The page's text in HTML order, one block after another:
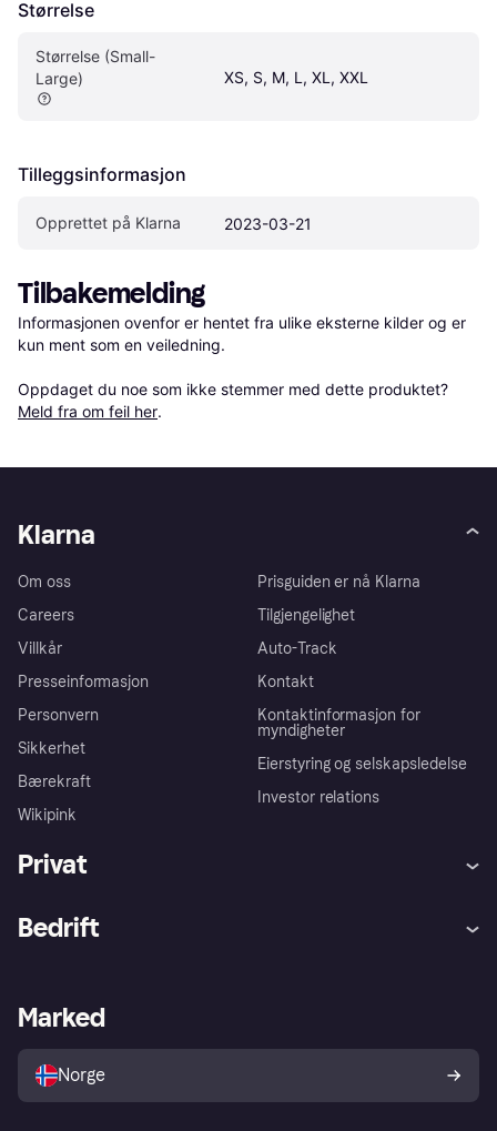
Størrelse
Størrelse (Small-
Large)
XS, S, M, L, XL, XXL
Tilleggsinformasjon
Opprettet på Klarna 2023-03-21
Tilbakemelding
Informasjonen ovenfor er hentet fra ulike eksterne kilder og er
kun ment som en veiledning.
Oppdaget du noe som ikke stemmer med dette produktet?
Meld fra om feil her.
Klarna
Om oss
Careers
Villkår
Presseinformasjon
Personvern
Sikkerhet
Bærekraft
Wikipink
Prisguiden er nå Klarna
Tilgjengelighet
Auto-Track
Kontakt
Kontaktinformasjon for
myndigheter
Eierstyring og selskapsledelse
Investor relations
Privat
Utforsk butikker
Bedrift
Merchant portal
Marked
Norge